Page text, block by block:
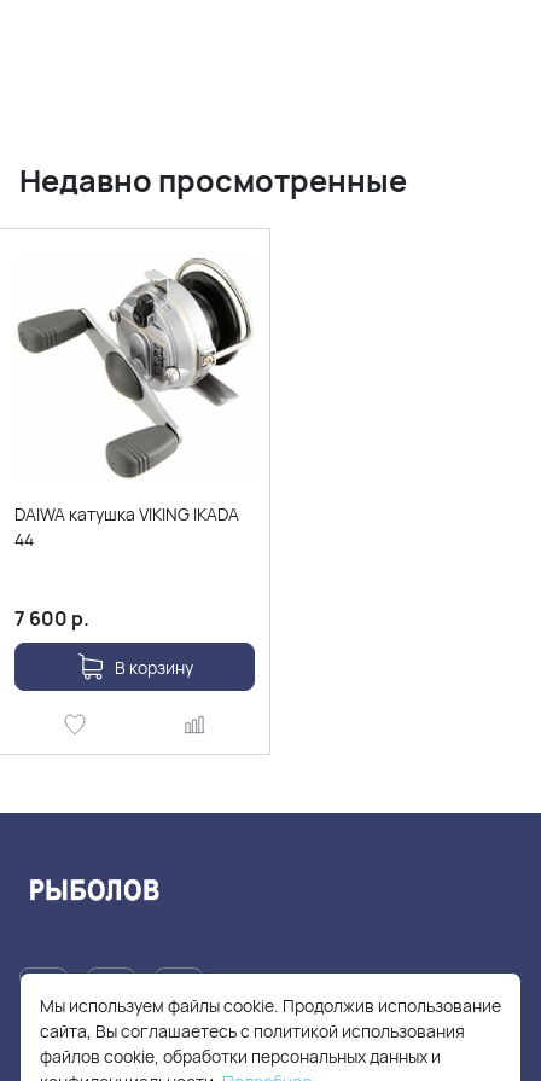
Недавно просмотренные
DAIWA катушка VIKING IKADA
44
7 600 р.
В корзину
+7(905)705-55-49
Мы используем файлы cookie. Продолжив использование
сайта, Вы соглашаетесь с политикой использования
файлов cookie, обработки персональных данных и